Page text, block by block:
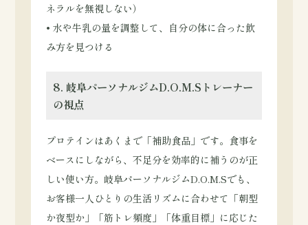
ネラルを無視しない）
• 水や牛乳の量を調整して、自分の体に合った飲
み方を見つける
8. 岐阜パーソナルジムD.O.M.Sトレーナー
の視点
プロテインはあくまで「補助食品」です。食事を
ベースにしながら、不足分を効率的に補うのが正
しい使い方。岐阜パーソナルジムD.O.M.Sでも、
お客様一人ひとりの生活リズムに合わせて「朝型
か夜型か」「筋トレ頻度」「体重目標」に応じた